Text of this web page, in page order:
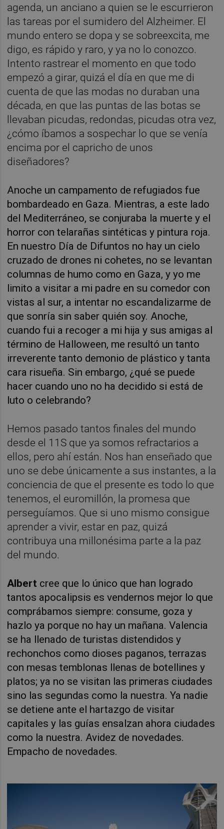
agenda, un anciano a quien se le escurrieron
las tareas por el sumidero del Alzheimer. El
mundo entero se dopa y se sobreexcita, me
digo, es rápido y raro, y ya no lo conozco.
Intento rastrear el momento en que todo
empezó a girar, quizá el día en que me di
cuenta de que las modas no duraban una
década, en que las puntas de las botas se
llevaban picudas, redondas, picudas otra vez,
¿cómo íbamos a sospechar lo que se venía
encima por el capricho de unos
diseñadores?
Anoche un campamento de refugiados fue
bombardeado en Gaza. Mientras, a este lado
del Mediterráneo, se conjuraba la muerte y el
horror con telarañas sintéticas y pintura roja.
En nuestro Día de Difuntos no hay un cielo
cruzado de drones ni cohetes, no se levantan
columnas de humo como en Gaza, y yo me
limito a visitar a mi padre en su comedor con
vistas al sur, a intentar no escandalizarme de
que sonría sin saber quién soy. Anoche,
cuando fui a recoger a mi hija y sus amigas al
término de Halloween, me resultó un tanto
irreverente tanto demonio de plástico y tanta
cara risueña. Sin embargo, ¿qué se puede
hacer cuando uno no ha decidido si está de
luto o celebrando?
Hemos pasado tantos finales del mundo
desde el 11S que ya somos refractarios a
ellos, pero ahí están. Nos han enseñado que
uno se debe únicamente a sus instantes, a la
conciencia de que el presente es todo lo que
tenemos, el euromillón, la promesa que
perseguíamos. Que si uno mismo consigue
aprender a vivir, estar en paz, quizá
contribuya una millonésima parte a la paz
del mundo.
Albert cree que lo único que han logrado
tantos apocalipsis es vendernos mejor lo que
comprábamos siempre: consume, goza y
hazlo ya porque no hay un mañana. Valencia
se ha llenado de turistas distendidos y
rechonchos como dioses paganos, terrazas
con mesas temblonas llenas de botellines y
platos; ya no se visitan las primeras ciudades
sino las segundas como la nuestra. Ya nadie
se detiene ante el hartazgo de visitar
capitales y las guías ensalzan ahora ciudades
como la nuestra. Avidez de novedades.
Empacho de novedades.